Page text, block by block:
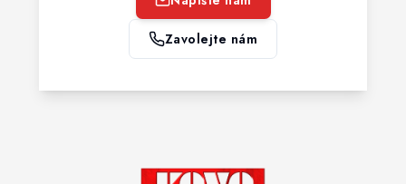
Zavolejte nám